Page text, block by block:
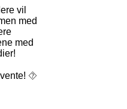
vil
med
med
vente! ⯑